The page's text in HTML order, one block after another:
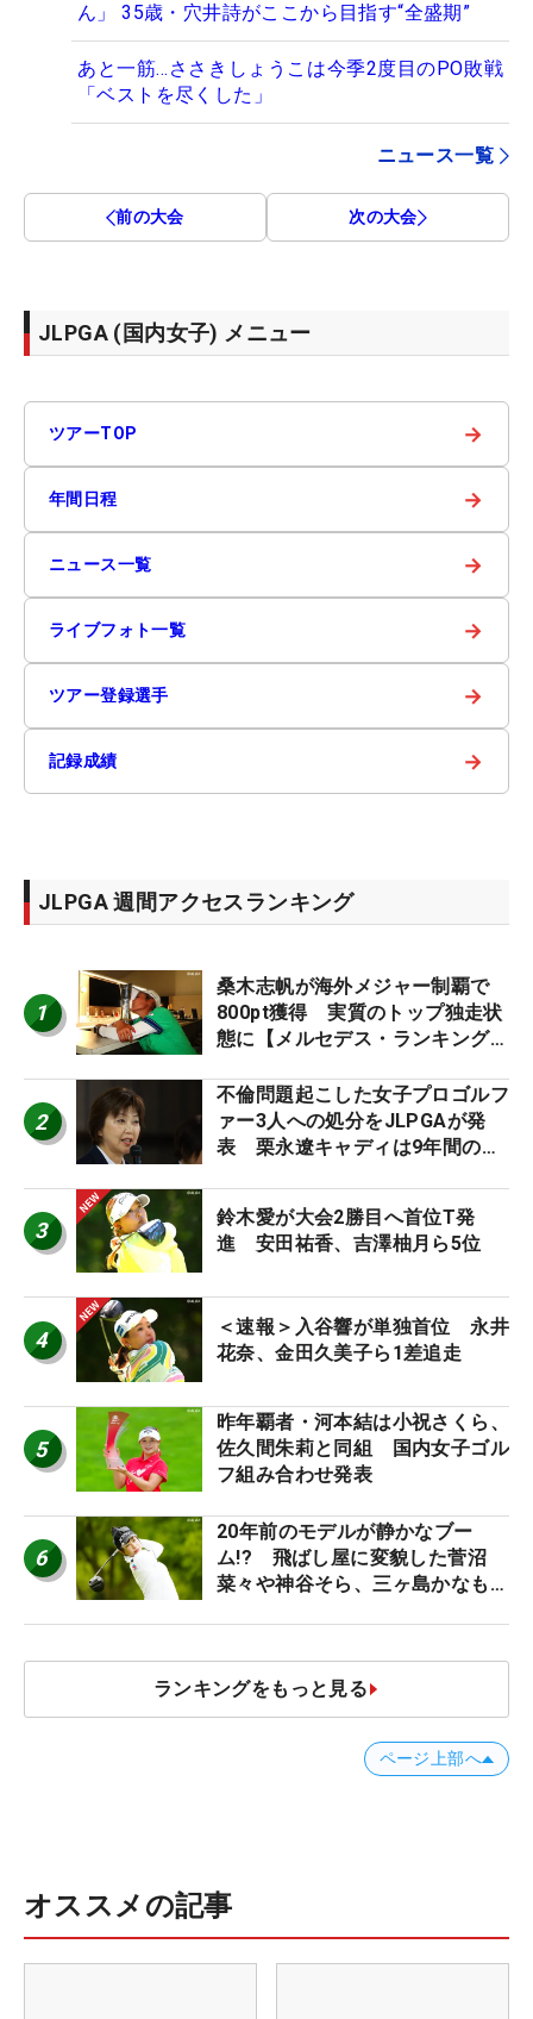
ん」 35歳・穴井詩がここから目指す“全盛期”
あと一筋…ささきしょうこは今季2度目のPO敗戦
「ベストを尽くした」
ニュース一覧
前の大会 次の大会
JLPGA (国内女子) メニュー
ツアーTOP →
年間日程 →
ニュース一覧 →
ライブフォト一覧 →
ツアー登録選手 →
記録成績 →
JLPGA 週間アクセスランキング
1
桑木志帆が海外メジャー制覇で
800pt獲得 実質のトップ独走状
態に【メルセデス・ランキング番
2
不倫問題起こした女子プロゴルフ
ァー3人への処分をJLPGAが発
表 栗永遼キャディは9年間の立
3
鈴木愛が大会2勝目へ首位T発
進 安田祐香、吉澤柚月ら5位
4
＜速報＞入谷響が単独首位 永井
花奈、金田久美子ら1差追走
5
昨年覇者・河本結は小祝さくら、
佐久間朱莉と同組 国内女子ゴル
フ組み合わせ発表
6
20年前のモデルが静かなブー
ム!? 飛ばし屋に変貌した菅沼
菜々や神谷そら、三ヶ島かなも使
ランキングをもっと見る
ページ上部へ
オススメの記事